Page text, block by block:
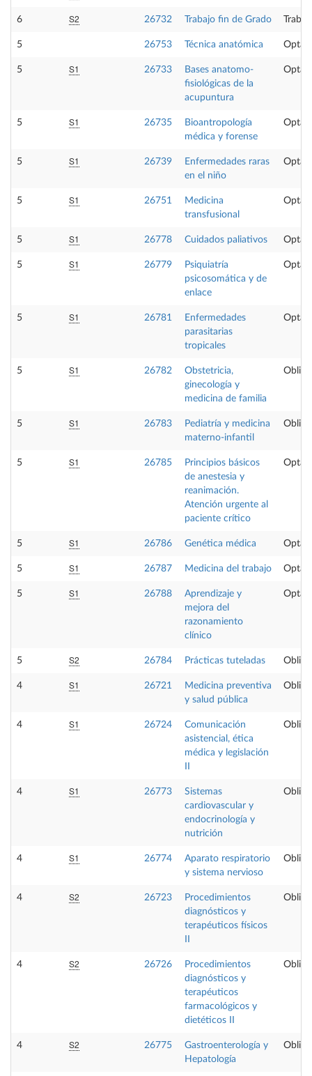
6 S2 26732 Trabajo fin de Grado
5 26753 Técnica anatómica
5 S1 26733
Bases anatomo-
fisiológicas de la
acupuntura
5 S1 26735
Bioantropología
médica y forense
5 S1 26739
Enfermedades raras
en el niño
5 S1 26751
Medicina
transfusional
5 S1 26778 Cuidados paliativos
5 S1 26779
Psiquiatría
psicosomática y de
enlace
5 S1 26781
Enfermedades
parasitarias
tropicales
5 S1 26782
Obstetricia,
ginecología y
medicina de familia
5 S1 26783
Pediatría y medicina
materno-infantil
5 S1 26785
Principios básicos
de anestesia y
reanimación.
Atención urgente al
paciente crítico
5 S1 26786 Genética médica
5 S1 26787 Medicina del trabajo
5 S1 26788
Aprendizaje y
mejora del
razonamiento
clínico
5 S2 26784 Prácticas tuteladas
4 S1 26721
Medicina preventiva
y salud pública
4 S1 26724
Comunicación
asistencial, ética
médica y legislación
4 S1 26773
Sistemas
cardiovascular y
endocrinología y
nutrición
4 S1 26774
Aparato respiratorio
y sistema nervioso
4 S2 26723
Procedimientos
diagnósticos y
terapéuticos físicos
4 S2 26726
Procedimientos
diagnósticos y
terapéuticos
farmacológicos y
dietéticos II
4 S2 26775
Gastroenterología y
Hepatología